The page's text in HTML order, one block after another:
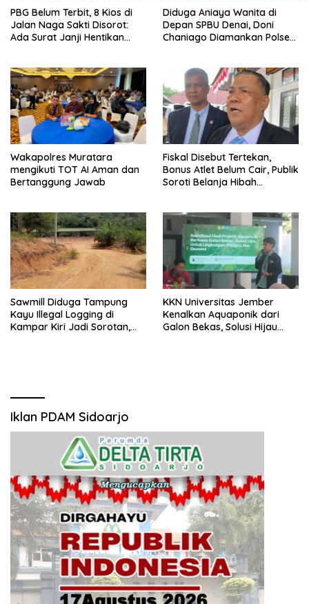
PBG Belum Terbit, 8 Kios di
Jalan Naga Sakti Disorot:
Ada Surat Janji Hentikan
Diduga Aniaya Wanita di
Depan SPBU Denai, Doni
Chaniago Diamankan Polsek
Wakapolres Muratara
mengikuti TOT AI Aman dan
Bertanggung Jawab
Fiskal Disebut Tertekan,
Bonus Atlet Belum Cair, Publik
Soroti Belanja Hibah
Sawmill Diduga Tampung
Kayu Illegal Logging di
Kampar Kiri Jadi Sorotan,
KKN Universitas Jember
Kenalkan Aquaponik dari
Galon Bekas, Solusi Hijau
Iklan PDAM Sidoarjo